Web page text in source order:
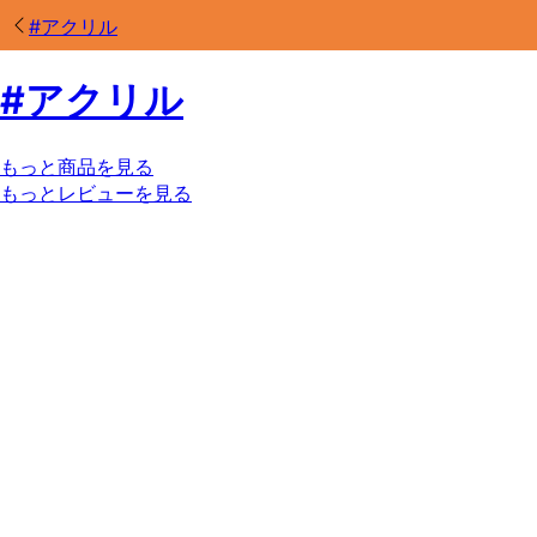
#アクリル
#アクリル
もっと商品を見る
もっとレビューを見る